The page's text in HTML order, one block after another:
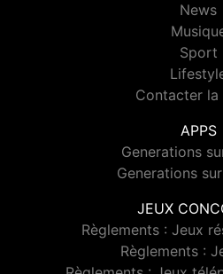
News
Sport
Contacter la
APPS
Generations
Generations
JEUX
Règlements : Jeux
Règlements :